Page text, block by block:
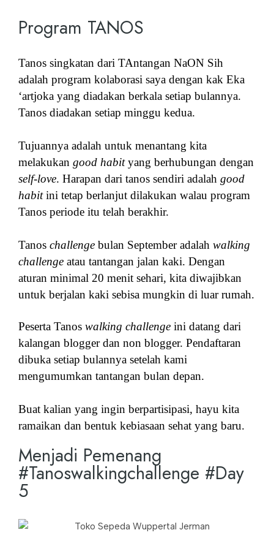
Program TANOS
Tanos singkatan dari TAntangan NaON Sih
adalah program kolaborasi saya dengan kak Eka
‘artjoka yang diadakan berkala setiap bulannya.
Tanos diadakan setiap minggu kedua.
Tujuannya adalah untuk menantang kita
melakukan good habityang berhubungan dengan
self-love. Harapan dari tanos sendiri adalah good
habitini tetap berlanjut dilakukan walau program
Tanos periode itu telah berakhir.
Tanos challenge bulan September adalah walking
challenge atau tantangan jalan kaki. Dengan
aturan minimal 20 menit sehari, kita diwajibkan
untuk berjalan kaki sebisa mungkin di luar rumah.
Peserta Tanos walking challenge ini datang dari
kalangan blogger dan non blogger. Pendaftaran
dibuka setiap bulannya setelah kami
mengumumkan tantangan bulan depan.
Buat kalian yang ingin berpartisipasi, hayu kita
ramaikan dan bentuk kebiasaan sehat yang baru.
Menjadi Pemenang
#Tanoswalkingchallenge #Day
5